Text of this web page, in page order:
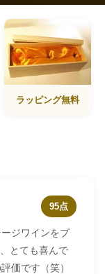
ラッピング無料
95点
ジワインをプ
とても喜んで
価です（笑）